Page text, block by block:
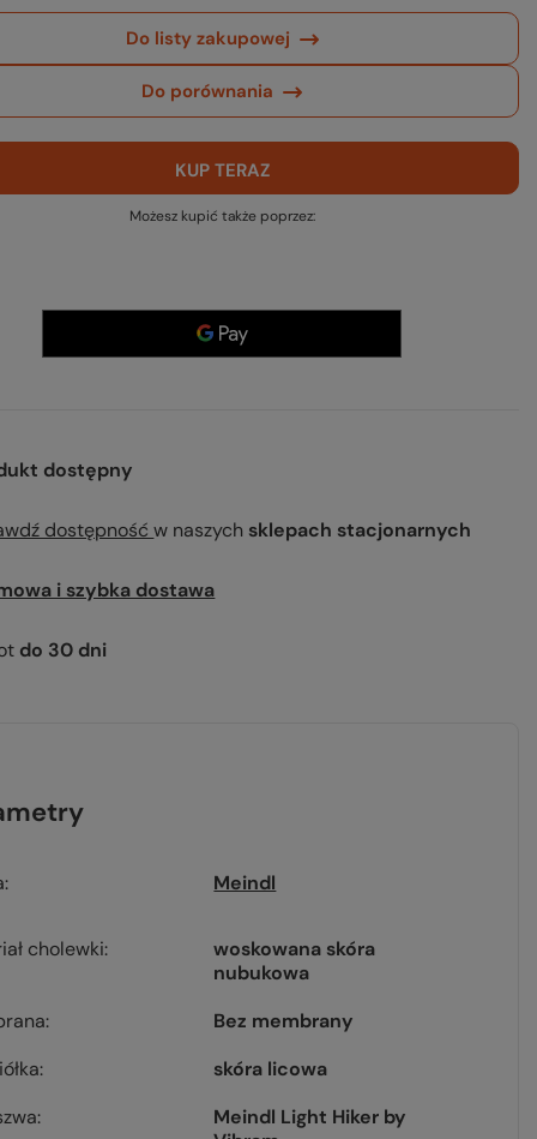
Do listy zakupowej
Do porównania
KUP TERAZ
Możesz kupić także poprzez:
dostępny
dostępnośćw naszych sklepach stacjonarnych
i szybka dostawa
do 30 dni
Meindl
cholewki
woskowana skóra
nubukowa
Bez membrany
skóra licowa
Meindl Light Hiker by